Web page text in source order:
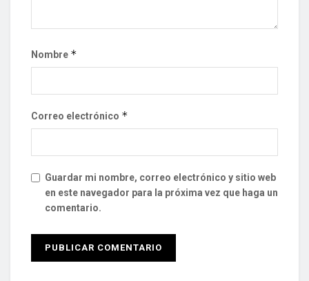
Nombre *
Correo electrónico *
Guardar mi nombre, correo electrónico y sitio web
en este navegador para la próxima vez que haga un
comentario.